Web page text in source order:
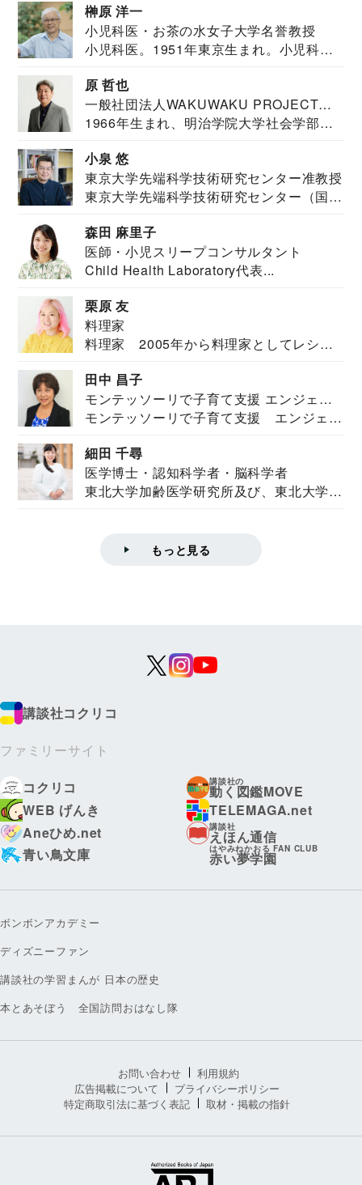
榊原 洋一
小児科医・お茶の水女子大学名誉教授
小児科医。1951年東京生まれ。小児科
原 哲也
一般社団法人WAKUWAKU PROJECT
JAPAN代表・言語聴覚士・社会福祉士
1966年生まれ、明治学院大学社会学部福
小泉 悠
東京大学先端科学技術研究センター准教授
東京大学先端科学技術研究センター（国際
森田 麻里子
医師・小児スリープコンサルタント
Child Health Laboratory代表...
栗原 友
料理家
料理家 2005年から料理家としてレシピ
田中 昌子
モンテッソーリで子育て支援 エンジェル
ズハウス研究所所長
モンテッソーリで子育て支援 エンジェル
細田 千尋
医学博士・認知科学者・脳科学者
東北大学加齢医学研究所及び、東北大学大
もっと見る
講談社コクリコ
ファミリーサイト
コクリコ
講談社の
動く図鑑MOVE
WEB げんき
TELEMAGA.net
Aneひめ.net
講談社
えほん通信
青い鳥文庫
はやみねかおる FAN CLUB
赤い夢学園
ボンボンアカデミー
ディズニーファン
講談社の学習まんが 日本の歴史
本とあそぼう 全国訪問おはなし隊
お問い合わせ
利用規約
広告掲載について
プライバシーポリシー
特定商取引法に基づく表記
取材・掲載の指針